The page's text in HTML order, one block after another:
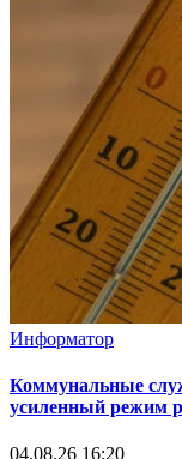
Информатор
Коммунальные
усиленный режим
04.08.26 16:20